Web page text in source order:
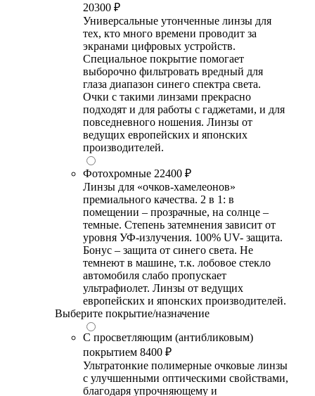
20300 ₽
Универсальные утонченные линзы для
тех, кто много времени проводит за
экранами цифровых устройств.
Специальное покрытие помогает
выборочно фильтровать вредный для
глаза диапазон синего спектра света.
Очки с такими линзами прекрасно
подходят и для работы с гаджетами, и для
повседневного ношения. Линзы от
ведущих европейских и японских
производителей.
Фотохромные 22400 ₽
Линзы для «очков-хамелеонов»
премиального качества. 2 в 1: в
помещении – прозрачные, на солнце –
темные. Степень затемнения зависит от
уровня УФ-излучения. 100% UV- защита.
Бонус – защита от синего света. Не
темнеют в машине, т.к. лобовое стекло
автомобиля слабо пропускает
ультрафиолет. Линзы от ведущих
европейских и японских производителей.
Выберите покрытие/назначение
С просветляющим (антибликовым)
покрытием 8400 ₽
Ультратонкие полимерные очковые линзы
с улучшенными оптическими свойствами,
благодаря упрочняющему и